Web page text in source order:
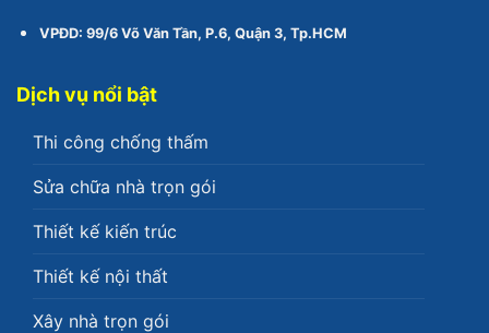
VPĐD: 99/6 Võ Văn Tần, P.6, Quận 3, Tp.HCM
Dịch vụ nổi bật
Thi công chống thấm
Sửa chữa nhà trọn gói
Thiết kế kiến trúc
Thiết kế nội thất
Xây nhà trọn gói